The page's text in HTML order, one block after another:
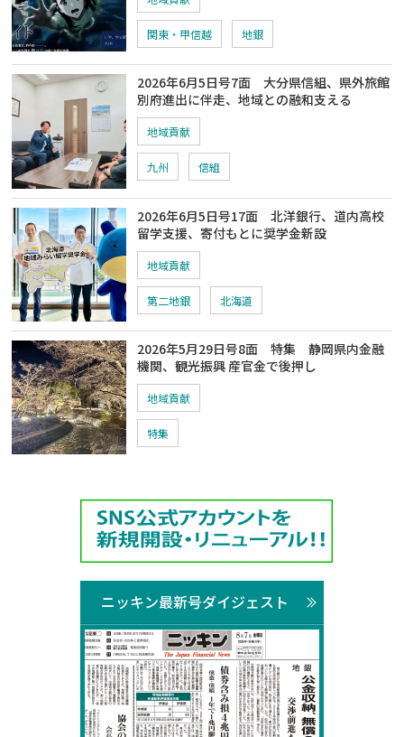
関東・甲信越 地銀
2026年6月5日号7面 大分県信組、県外旅館
別府進出に伴走、地域との融和支える
地域貢献
九州 信組
2026年6月5日号17面 北洋銀行、道内高校
留学支援、寄付もとに奨学金新設
地域貢献
第二地銀 北海道
2026年5月29日号8面 特集 静岡県内金融
機関、観光振興 産官金で後押し
地域貢献
特集
ニッキン最新号ダイジェスト